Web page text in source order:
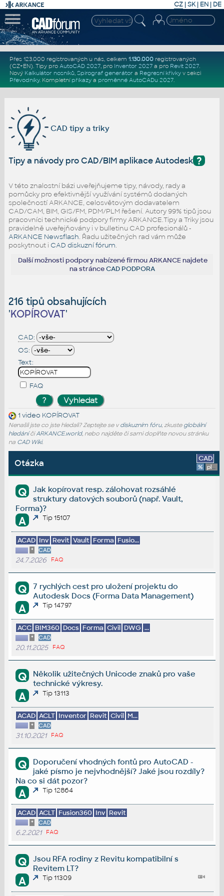
CZ | SK| EN | DE
Přes 123.000 registrovaných u nás, celkem 1.130.000registrovaných
(CZ+EN). Tipy pro AutoCAD 2027, pro Inventor 2027a pro Revit 2027.
Nový Kalkulátor nosníků, Spirograf generátor a Regresní křivkyv sekci
Převodníky. Kompletní příkazya proměnné AutoCADu 2027.
CAD tipy a triky
?
Tipy a návody pro CAD/BIM aplikace Autodesk
V této znalostní bázi uveřejňujeme tipy, návody, rady a
pomůcky pro efektivnější využívání systémů dodaných
společností ARKANCE, celosvětovým dodavatelem
CAD/CAM, BIM, GIS/FM, PDM/PLM řešení. Autory 99% tipů jsou
pracovníci technické podpory firmy ARKANCE.Tipy a Triky jsou
pravidelně uveřejňovány i v bulletinu CAD profesionálů -
ARKANCE Newsflash. Řadu užitečných rad vám může
poskytnout i CAD diskuzní fórum.
Další možnosti podpory nabízené firmou ARKANCE najdete
na stránceCAD PODPORA
216 tipů obsahujících
'KOPÍROVAT'
CAD:
OS:
Text:
FAQ
1 video KOPÍROVAT
Nenašli jste co jste hledali? Zeptejte se v diskuzním fóru, zkuste globální
hledáníčiARKANCE.world, nebo najděte či sami doplňte novou stránku
na CAD Wiki.
Otázka CAD
% platforma
Q
Jak kopírovat resp. zálohovat rozsáhlé
struktury datových souborů (např. Vault,
Forma)?
A Tip 15107
ACAD Inv Revit Vault Forma Fusio...
* CAD
24.7.2026 FAQ
Q
7 rychlých cest pro uložení projektu do
Autodesk Docs (Forma Data Management)
A Tip 14797
ACC BIM360 Docs Forma Civil DWG ...
* CAD
20.11.2025 FAQ
Q
Několik užitečných Unicode znaků pro vaše
technické výkresy.
A Tip 13113
ACAD ACLT Inventor Revit Civil M...
* CAD
31.10.2021 FAQ
Q
Doporučení vhodných fontů pro AutoCAD -
jaké písmo je nejvhodnější? Jaké jsou rozdíly?
Na co si dát pozor?
A Tip 12864
ACAD ACLT Fusion360 Inv Revit
* CAD
6.2.2021 FAQ
Q
Jsou RFA rodiny z Revitu kompatibilní s
Revitem LT?
A Tip 11309